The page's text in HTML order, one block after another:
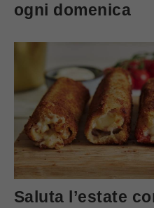
ogni domenica
Saluta l’estate